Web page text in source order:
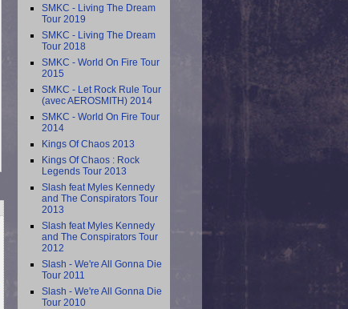
SMKC - Living The Dream
Tour 2019
SMKC - Living The Dream
Tour 2018
SMKC - World On Fire Tour
2015
SMKC - Let Rock Rule Tour
(avec AEROSMITH) 2014
SMKC - World On Fire Tour
2014
Kings Of Chaos 2013
Kings Of Chaos : Rock
Legends Tour 2013
Slash feat Myles Kennedy
and The Conspirators Tour
2013
Slash feat Myles Kennedy
and The Conspirators Tour
2012
Slash - We're All Gonna Die
Tour 2011
Slash - We're All Gonna Die
Tour 2010